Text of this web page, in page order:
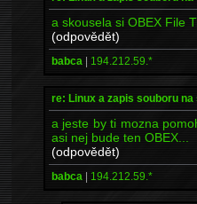
a skousela si OBEX File
(odpovědět)
babca | 194.212.59.*
re: Linux a zapis souboru
a jeste by ti mozna
asi nej bude ten OBEX...
(odpovědět)
babca | 194.212.59.*